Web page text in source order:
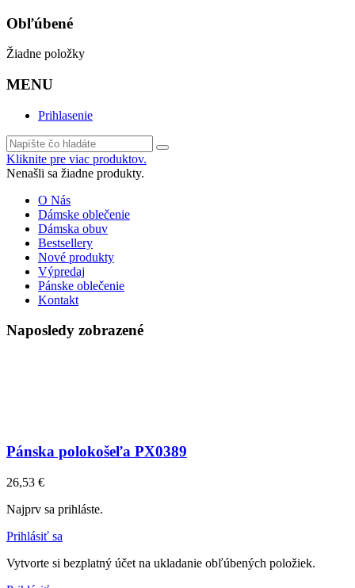
Obľúbené
Žiadne položky
MENU
Prihlasenie
Kliknite pre viac produktov.
Nenašli sa žiadne produkty.
O Nás
Dámske oblečenie
Dámska obuv
Bestsellery
Nové produkty
Výpredaj
Pánske oblečenie
Kontakt
Naposledy zobrazené
Pánska polokošeľa PX0389
26,53 €
Najprv sa prihláste.
Prihlásiť sa
Vytvorte si bezplatný účet na ukladanie obľúbených položiek.